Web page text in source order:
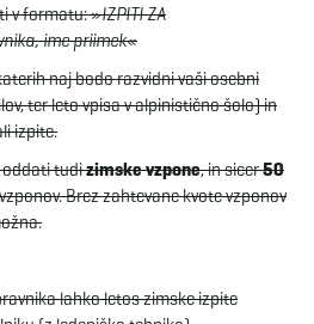
v formatu: »IZPITI ZA
ime priimek«
naj bodo razvidni vaši osebni
ter leto vpisa v alpinistično šolo) in
izpite.
oddati tudizimske vzpone, in sicer50
Brez zahtevane kvote vzponov
lahko letos zimske izpite